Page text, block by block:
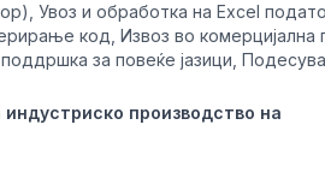
Увоз и обработка на Excel
код, Извоз во
за повеќе јазици,
индустриско производство на